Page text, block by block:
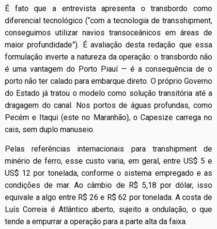
É fato que a entrevista apresenta o transbordo como
diferencial tecnológico (“com a tecnologia de transshipment,
conseguimos utilizar navios transoceânicos em áreas de
maior profundidade”). É avaliação desta redação que essa
formulação inverte a natureza da operação: o transbordo não
é uma vantagem do Porto Piauí — é a consequência de o
porto não ter calado para embarque direto. O próprio Governo
do Estado já tratou o modelo como solução transitória até a
dragagem do canal. Nos portos de águas profundas, como
Pecém e Itaqui (este no Maranhão), o Capesize carrega no
cais, sem duplo manuseio.
Pelas referências internacionais para transhipment de
minério de ferro, esse custo varia, em geral, entre US$ 5 e
US$ 12 por tonelada, conforme o sistema empregado e as
condições de mar. Ao câmbio de R$ 5,18 por dólar, isso
equivale a algo entre R$ 26 e R$ 62 por tonelada. A costa de
Luís Correia é Atlântico aberto, sujeito a ondulação, o que
tende a empurrar a operação para a parte alta da faixa.